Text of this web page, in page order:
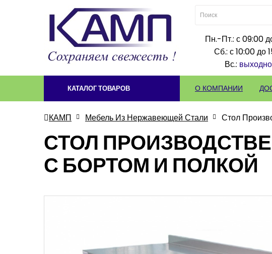
Пн.-Пт.: с 09:00
Сб.: с 10:00 до
Вс.:
КАТАЛОГ ТОВАРОВ О КОМПАНИИ
КАМП Мебель Из Нержавеющей Стали Стол
СТОЛ
С БОРТОМ И ПОЛКОЙ